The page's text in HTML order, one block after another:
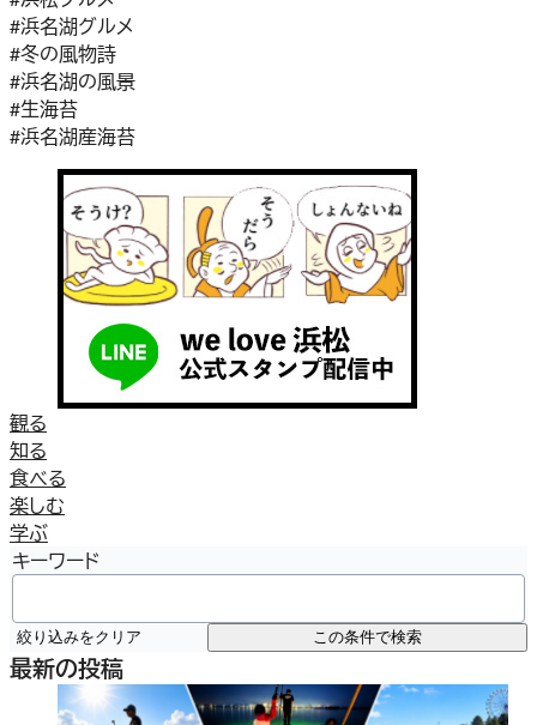
#浜名湖グルメ
#冬の風物詩
#浜名湖の風景
#生海苔
#浜名湖産海苔
観る
知る
食べる
楽しむ
学ぶ
キーワード
絞り込みをクリア この条件で検索
最新の投稿